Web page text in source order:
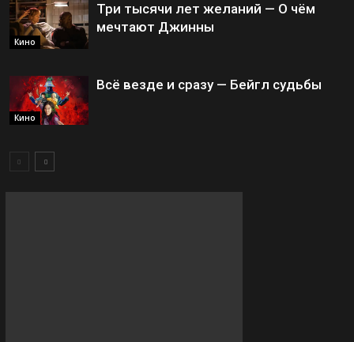
Кино
Три тысячи лет желаний — О чём
мечтают Джинны
Кино
Всё везде и сразу — Бейгл судьбы